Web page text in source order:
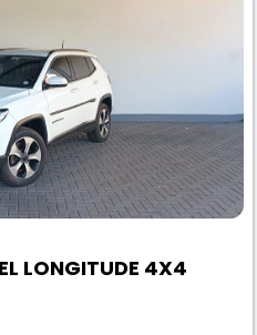
LONGITUDE 4X4